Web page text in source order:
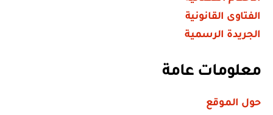
الفتاوى القانونية
الجريدة الرسمية
معلومات عامة
حول الموقع